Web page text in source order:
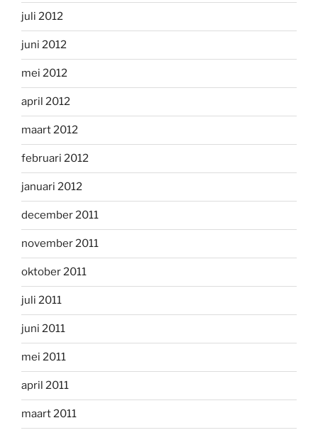
juli 2012
juni 2012
mei 2012
april 2012
maart 2012
februari 2012
januari 2012
december 2011
november 2011
oktober 2011
juli 2011
juni 2011
mei 2011
april 2011
maart 2011